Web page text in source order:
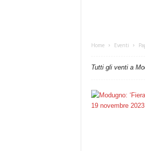
Home Eventi
Tutti gli venti a